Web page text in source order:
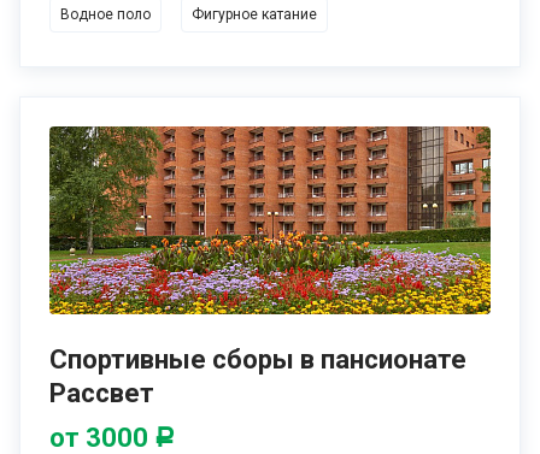
номеру телефона +7 (495) 730-78-78 или написав на
Водное поло Фигурное катание
Спортивные сборы в пансионате
Рассвет
от 3000 Р